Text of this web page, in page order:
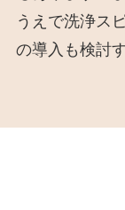
うえで洗浄ス
の導入も検討